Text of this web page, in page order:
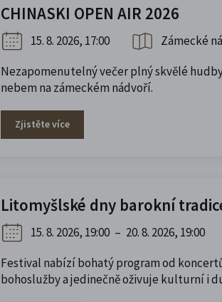
CHINASKI OPEN AIR 2026
15. 8. 2026, 17:00
Zámecké
Nezapomenutelný večer plný skvělé
nebem na zámeckém nádvoří.
Zjistěte více
Litomyšlské dny barokní
15. 8. 2026, 19:00 – 20. 8. 2026, 19:00
Festival nabízí bohatý program od
bohoslužby a jedinečně oživuje kulturní i